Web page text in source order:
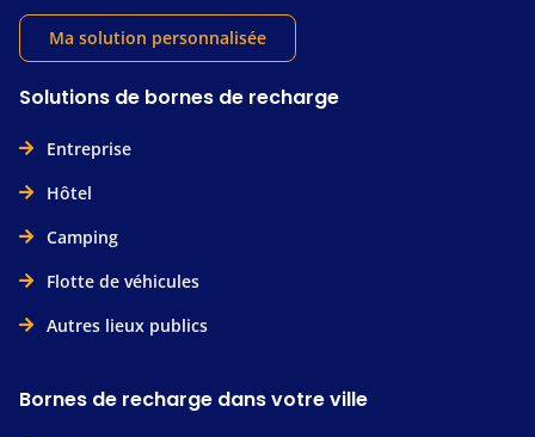
Ma solution personnalisée
Solutions de bornes de recharge
Entreprise
Hôtel
Camping
Flotte de véhicules
Autres lieux publics
Bornes de recharge dans votre ville